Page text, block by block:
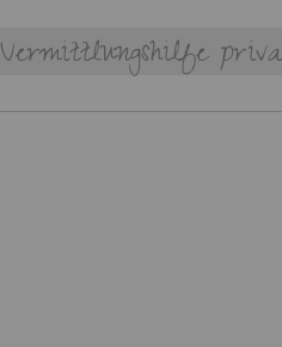
Vermittlungshilfe